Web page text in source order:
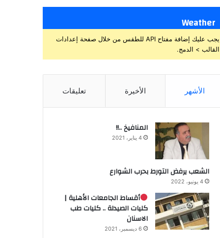
Weather
يجب عليك إضافة مفتاح API للطقس من خلال صفحة إعدادات
القالب > الدمج.
الأشهر الأخيرة تعليقات
المنافيخ ..!!
4 يناير، 2021
الشعب يرفض التورط بحرب الشوارع
4 يونيو، 2022
أقساط الجامعات الأهلية |
كليات الصيدلة .. كليات طب
الاسنان
6 ديسمبر، 2021